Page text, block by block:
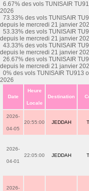
6.67% des vols TUNISAIR
2026
73.33% des vols TUNISAIR
depuis le mercredi 21 janvier
53.33% des vols TUNISAIR
depuis le mercredi 21 janvier
43.33% des vols TUNISAIR
depuis le mercredi 21 janvier
26.67% des vols TUNISAIR
depuis le mercredi 21 janvier
0% des vols TUNISAIR TU913
2026
Date
Heure
Locale
Destination
2026-
04-05
20:55:00 JEDDAH
2026-
04-01
22:05:00 JEDDAH
2026-